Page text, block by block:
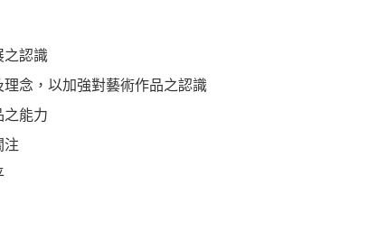
之認識
念，以加強對藝術作品之認識
之能力
注